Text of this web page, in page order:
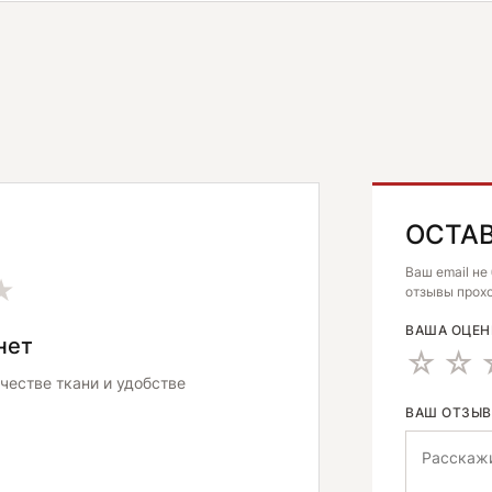
ткани и удобстве
Ваш email не
отзывы
ВАША
ВАШ